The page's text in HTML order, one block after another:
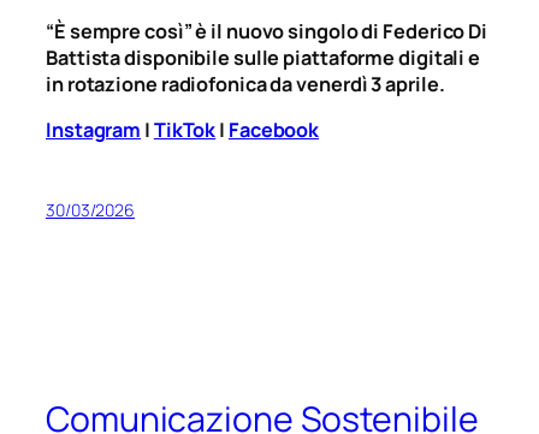
“È sempre così” è il nuovo singolo di Federico Di
Battista disponibile sulle piattaforme digitali e
in rotazione radiofonica da venerdì 3 aprile.
Instagram |TikTok| Facebook
30/03/2026
Comunicazione Sostenibile